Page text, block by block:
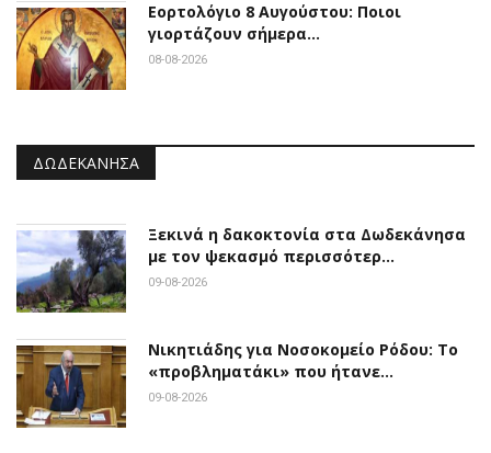
Εορτολόγιο 8 Αυγούστου: Ποιοι
γιορτάζουν σήμερα…
08-08-2026
ΔΩΔΕΚΆΝΗΣΑ
Ξεκινά η δακοκτονία στα Δωδεκάνησα
με τον ψεκασμό περισσότερ…
09-08-2026
Νικητιάδης για Νοσοκομείο Ρόδου: Το
«προβληματάκι» που ήτανε…
09-08-2026